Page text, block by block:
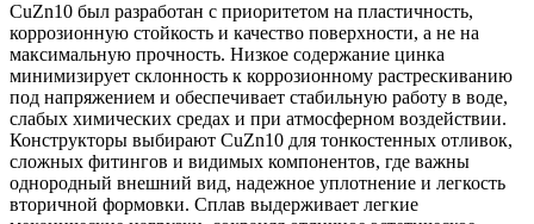
CuZn10 был разработан с приоритетом на пластичность,
коррозионную стойкость и качество поверхности, а не на
максимальную прочность. Низкое содержание цинка
минимизирует склонность к коррозионному растрескиванию
под напряжением и обеспечивает стабильную работу в воде,
слабых химических средах и при атмосферном воздействии.
Конструкторы выбирают CuZn10 для тонкостенных отливок,
сложных фитингов и видимых компонентов, где важны
однородный внешний вид, надежное уплотнение и легкость
вторичной формовки. Сплав выдерживает легкие